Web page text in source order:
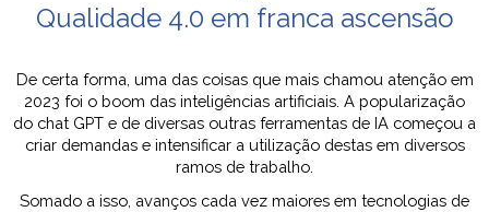
Qualidade 4.0 em franca ascensão
De certa forma, uma das coisas que mais chamou atenção em
2023 foi o boom das inteligências artificiais. A popularização
do chat GPT e de diversas outras ferramentas de IA começou a
criar demandas e intensificar a utilização destas em diversos
ramos de trabalho.
Somado a isso, avanços cada vez maiores em tecnologias de